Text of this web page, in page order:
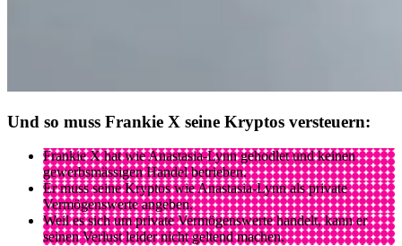
Und so muss Frankie X seine Kryptos versteuern:
Frankie X hat wie Anastasia-Lynn gehodlet und keinen
gewerbsmässigen Handel betrieben.
Er muss seine Kryptos wie Anastasia-Lynn als private
Vermögenswerte angeben.
Weil es sich um private Vermögenswerte handelt, kann er
seinen Verlust leider nicht geltend machen.